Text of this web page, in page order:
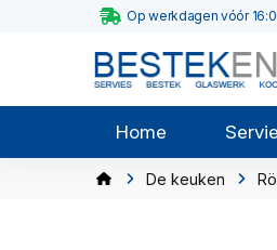
Op werkdagen vóór
Home
De keuken